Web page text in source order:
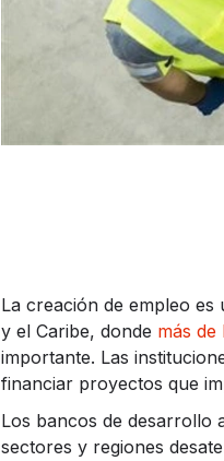
La creación de empleo
y el Caribe, donde más
importante. Las
financiar proyectos que
Los bancos de desarrollo
sectores y regiones